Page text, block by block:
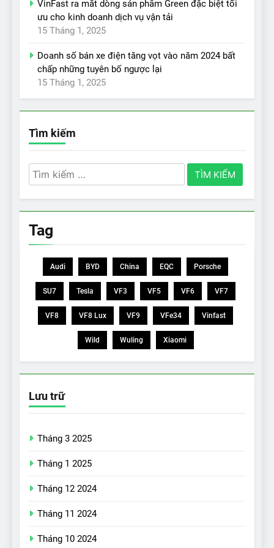
VinFast ra mắt dòng sản phẩm Green đặc biệt tối
ưu cho kinh doanh dịch vụ vận tải
15 Tháng 1, 2025
Doanh số bán xe điện tăng vọt vào năm 2024 bất
chấp những tuyên bố ngược lại
15 Tháng 1, 2025
Tìm kiếm
Tìm
kiếm
Tag
Audi BYD China EQC Porsche
SU7 Tesla VF3 VF5 VF6 VF7
VF8 VF8 Lux VF9 VFe34 Vinfast
Wild Wuling Xiaomi
Lưu trữ
Tháng 3 2025
Tháng 1 2025
Tháng 12 2024
Tháng 11 2024
Tháng 10 2024